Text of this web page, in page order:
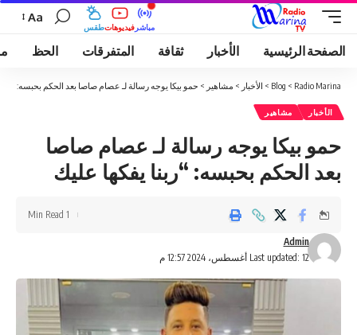
طقسفيديوهات مباشر
Aa
الصفحة الرئيسية الأخبار ثقافة المتفرقات الحظ
Radio Marina
>
Blog
> الأخبار > مشاهير > حمو بيكا يوجه رسالة لـ عصام صاصا بعد الحكم بحبسه:
الأخبار مشاهير
حمو بيكا يوجه رسالة لـ عصام صاصا
بعد الحكم بحبسه: “ربنا يفكها عليك
Last updated: 12 أغسطس، 2024 12:57 م
Admin
1 Min Read